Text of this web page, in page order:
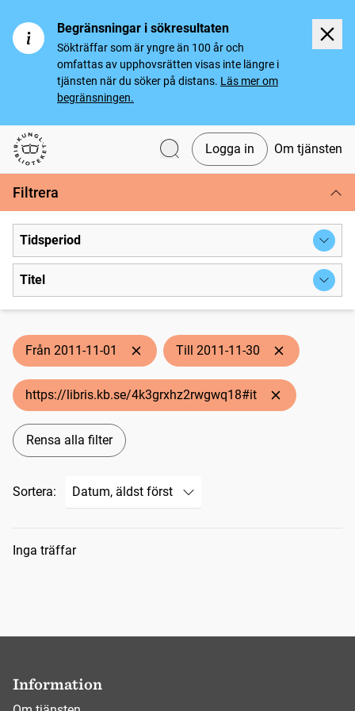
Begränsningar i sökresultaten
Sökträffar som är yngre än 100 år och
omfattas av upphovsrätten visas inte längre i
tjänsten när du söker på distans. Läs mer om
begränsningen.
Svenska tidningar
Logga in Om tjänsten
Filtrera
Tidsperiod
Titel
Från 2011-11-01 Till 2011-11-30
https://libris.kb.se/4k3grxhz2rwgwq18#it
Rensa alla filter
Sortera:
Sökresultat
Inga träffar
Information